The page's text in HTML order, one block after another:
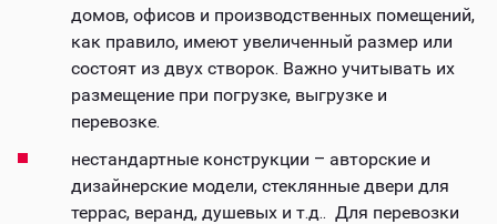
домов, офисов и производственных помещений,
как правило, имеют увеличенный размер или
состоят из двух створок. Важно учитывать их
размещение при погрузке, выгрузке и
перевозке.
нестандартные конструкции – авторские и
дизайнерские модели, стеклянные двери для
террас, веранд, душевых и т.д.. Для перевозки